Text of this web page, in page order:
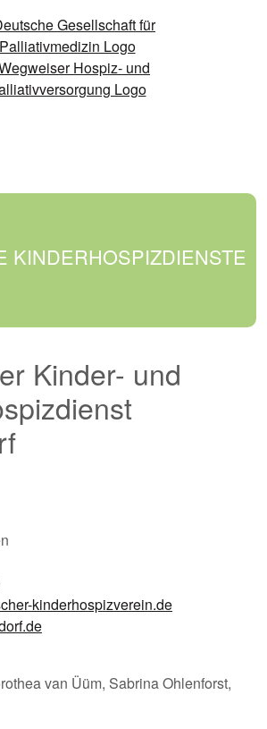
KINDERHOSPIZDIENSTE
Kinder- und
kinderhospizverein.de
van Üüm, Sabrina Ohlenforst,